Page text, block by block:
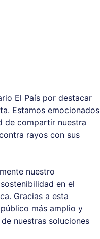
El País por destacar
Estamos emocionados
de compartir nuestra
rayos con sus
nuestro
en el
Gracias a esta
más amplio y
nuestras soluciones